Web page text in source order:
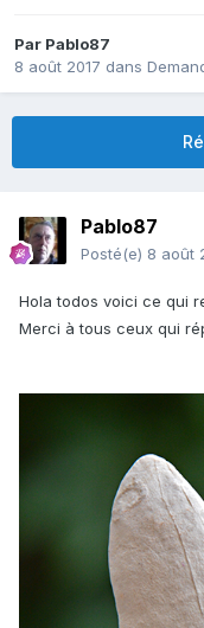
Par Pablo87
8 août 2017 dans
Pablo87
Posté(e) 8 août
Hola todos voici ce qui
Merci à tous ceux qui